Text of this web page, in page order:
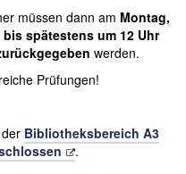
müssen dann am Montag,
spätestens um 12 Uhr
werden.
Prüfungen!
Bibliotheksbereich A3
.